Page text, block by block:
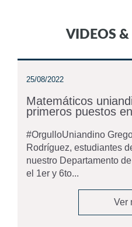
VIDEOS &
25/08/2022
Matemáticos
primeros puestos
#OrgulloUniandino
Rodríguez, estudiantes
nuestro Departamento
el 1er y 6to...
Ver